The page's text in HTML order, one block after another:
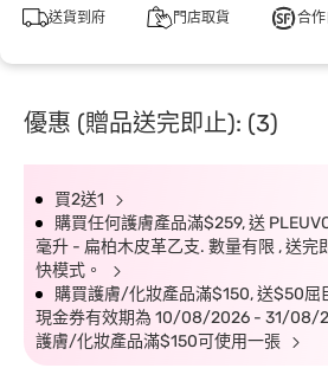
送貨到府 門店取貨 合
優惠 (贈品送完即止): (3)
買2送1
購買任何護膚產品滿$259, 送
毫升 - 扁柏木皮革乙支. 數量有限 , 送完
快模式。
購買護膚/化妝產品滿$150, 送$50屈
現金券有效期為 10/08/2026 - 31/08/
護膚/化妝產品滿$150可使用一張